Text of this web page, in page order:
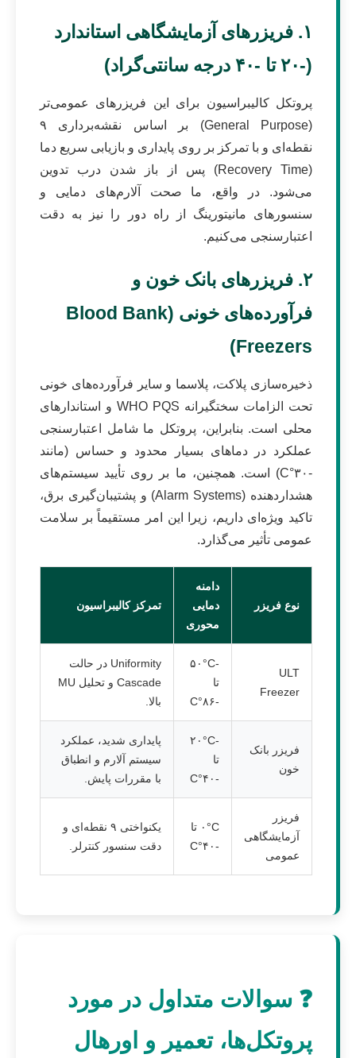
۱. فریزرهای آزمایشگاهی استاندارد
(-۲۰ تا -۴۰ درجه سانتی‌گراد)
پروتکل کالیبراسیون برای این فریزرهای عمومی‌تر
(General Purpose) بر اساس نقشه‌برداری ۹
نقطه‌ای و با تمرکز بر روی پایداری و بازیابی سریع دما
(Recovery Time) پس از باز شدن درب تدوین
می‌شود. در واقع، ما صحت آلارم‌های دمایی و
سنسورهای مانیتورینگ از راه دور را نیز به دقت
اعتبارسنجی می‌کنیم.
۲. فریزرهای بانک خون و
فرآورده‌های خونی (Blood Bank
Freezers)
ذخیره‌سازی پلاکت، پلاسما و سایر فرآورده‌های خونی
تحت الزامات سختگیرانه WHO PQS و استاندارهای
محلی است. بنابراین، پروتکل ما شامل اعتبارسنجی
عملکرد در دماهای بسیار محدود و حساس (مانند
-۳۰°C) است. همچنین، ما بر روی تأیید سیستم‌های
هشداردهنده (Alarm Systems) و پشتیبان‌گیری برق،
تاکید ویژه‌ای داریم، زیرا این امر مستقیماً بر سلامت
عمومی تأثیر می‌گذارد.
نوع فریزر
دامنه
دمایی
محوری
تمرکز کالیبراسیون
ULT
Freezer
-۵۰°C
تا
-۸۶°C
Uniformity در حالت
Cascade و تحلیل MU
بالا.
فریزر بانک
خون
-۲۰°C
تا
-۴۰°C
پایداری شدید، عملکرد
سیستم آلارم و انطباق
با مقررات پایش.
فریزر
آزمایشگاهی
عمومی
۰°C تا
-۴۰°C
یکنواختی ۹ نقطه‌ای و
دقت سنسور کنترلر.
❓ سوالات متداول در مورد
پروتکل‌ها، تعمیر و اورهال